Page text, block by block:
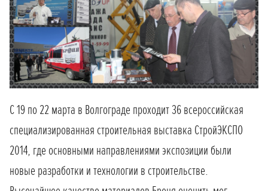
С 19 по 22 марта в Волгограде проходит 36 всероссийская
специализированная строительная выставка СтройЭКСПО
2014, где основными направлениями экспозиции были
новые разработки и технологии в строительстве.